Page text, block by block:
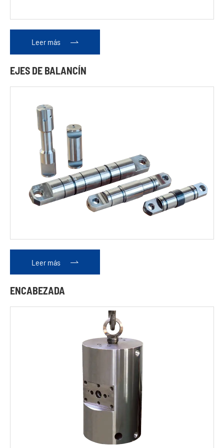
Leer más 
EJES DE BALANCÍN
Leer más 
ENCABEZADA